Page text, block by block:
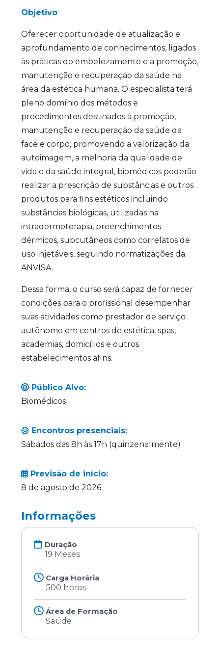
Objetivo:
Oferecer oportunidade de atualização e
aprofundamento de conhecimentos, ligados
às práticas do embelezamento e a promoção,
manutenção e recuperação da saúde na
área da estética humana. O especialista terá
pleno domínio dos métodos e
procedimentos destinados à promoção,
manutenção e recuperação da saúde da
face e corpo, promovendo a valorização da
autoimagem, a melhoria da qualidade de
vida e da saúde integral, biomédicos poderão
realizar a prescrição de substâncias e outros
produtos para fins estéticos incluindo
substâncias biológicas, utilizadas na
intradermoterapia, preenchimentos
dérmicos, subcutâneos como correlatos de
uso injetáveis, seguindo normatizações da
ANVISA.
Dessa forma, o curso será capaz de fornecer
condições para o profissional desempenhar
suas atividades como prestador de serviço
autônomo em centros de estética, spas,
academias, domicílios e outros
estabelecimentos afins.
Público Alvo:
Biomédicos
Encontros presenciais:
Sábados das 8h às 17h (quinzenalmente)
Previsão de início:
8 de agosto de 2026
Informações
Duração
19 Meses
Carga Horária
500 horas
Área de Formação
Saúde